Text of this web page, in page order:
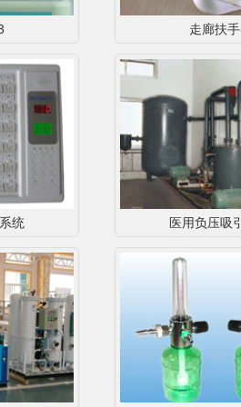
走廊扶
统 医用负压吸